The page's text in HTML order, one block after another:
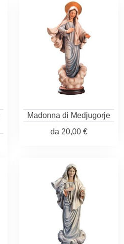
Madonna di Medjugorje
da 20,00 €